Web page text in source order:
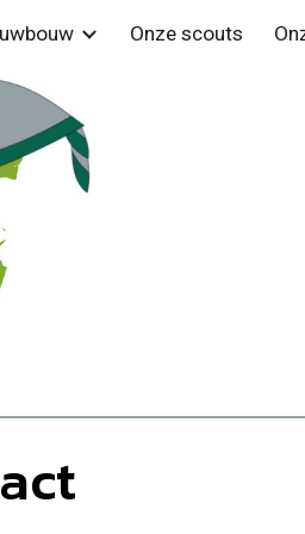
Onze scouts